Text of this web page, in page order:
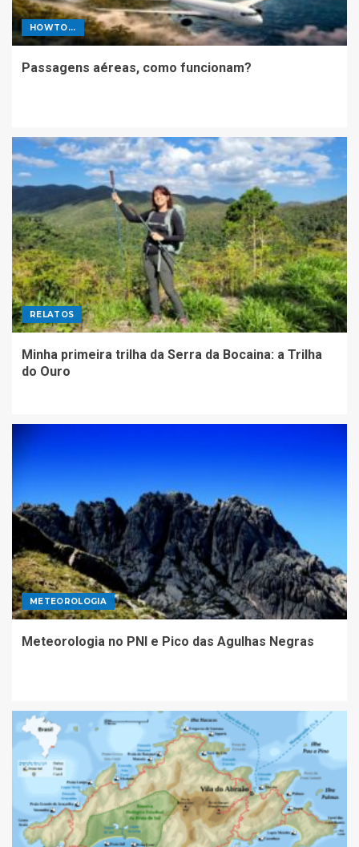
HOWTO...
Passagens aéreas, como funcionam?
RELATOS
Minha primeira trilha da Serra da Bocaina: a Trilha
do Ouro
METEOROLOGIA
Meteorologia no PNI e Pico das Agulhas Negras